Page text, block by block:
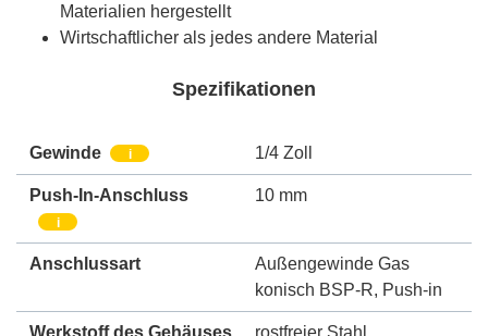
Materialien hergestellt
Wirtschaftlicher als jedes andere Material
Spezifikationen
Gewinde i 1/4 Zoll
Push-In-Anschluss
i
10 mm
Anschlussart
Außengewinde Gas
konisch BSP-R, Push-in
Werkstoff des Gehäuses rostfreier Stahl